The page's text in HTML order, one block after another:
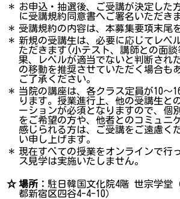
＊ お申込・抽選後、ご受講が決定した
に受講規約同意書へご署名いただき
＊ 受講規約の内容は、本募集要項末尾
＊ 新規の受講生は、必要に応じてレベ
ただきます(小テスト、講師との面
果、レベルが適当でないと判断され
の移動を推奨させていただく場合も
ご了承ください。
＊ 当院の講座は、各クラス定員が10～
ります。授業進行上、他の受講生と
ーションが必須となりますので、個
をご希望の方や、他者とのコミュニ
感じられる方は、ご受講をご遠慮く
い申し上げます。
＊ 現在すべての授業をオンラインで行
ス見学は実施いたしません。
☆ 場所： 駐日韓国文化院4階 世宗学堂
都新宿区四谷4-4-10）